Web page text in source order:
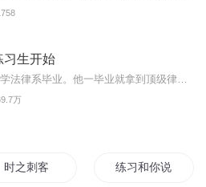
习生开始
万
时之刺客 练习和你说再见